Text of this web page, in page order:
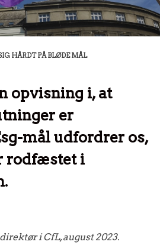
HÅRDT PÅ BLØDE MÅL
opvisning i, at
er
mål udfordrer os,
rodfæstet i
i CfL, august 2023.